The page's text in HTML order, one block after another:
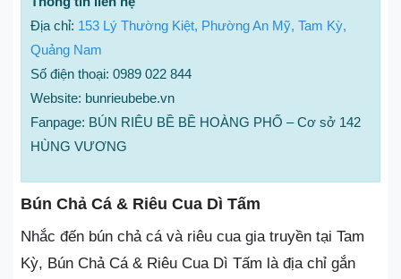
Địa chỉ: 153 Lý Thường Kiệt, Phường An Mỹ, Tam Kỳ,
Quảng Nam
Số điện thoại: 0989 022 844
Website: bunrieubebe.vn
Fanpage: BÚN RIÊU BỀ BỀ HOÀNG PHỐ – Cơ sở 142
HÙNG VƯƠNG
Bún Chả Cá & Riêu Cua Dì Tấm
Nhắc đến bún chả cá và riêu cua gia truyền tại Tam
Kỳ, Bún Chả Cá & Riêu Cua Dì Tấm là địa chỉ gắn